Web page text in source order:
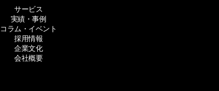
サービス
実績・事例
コラム・イベント
採用情報
企業文化
会社概要